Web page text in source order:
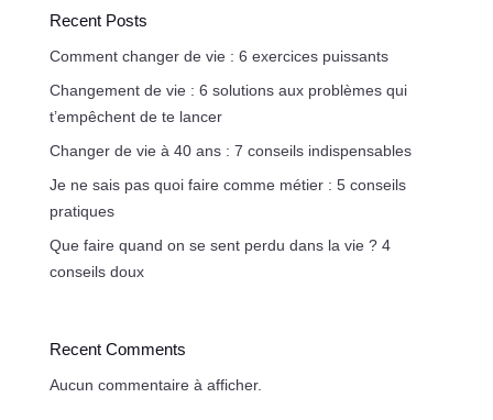
Recent Posts
Comment changer de vie : 6 exercices puissants
Changement de vie : 6 solutions aux problèmes qui
t’empêchent de te lancer
Changer de vie à 40 ans : 7 conseils indispensables
Je ne sais pas quoi faire comme métier : 5 conseils
pratiques
Que faire quand on se sent perdu dans la vie ? 4
conseils doux
Recent Comments
Aucun commentaire à afficher.